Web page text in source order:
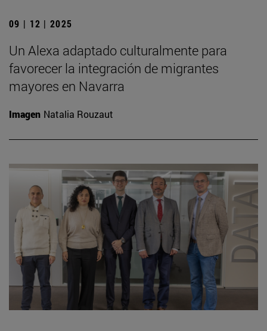
09 | 12 | 2025
Un Alexa adaptado culturalmente para
favorecer la integración de migrantes
mayores en Navarra
Imagen Natalia Rouzaut